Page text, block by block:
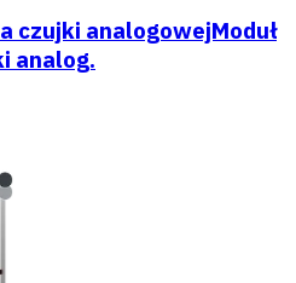
czujki analogowejModuł
analog.